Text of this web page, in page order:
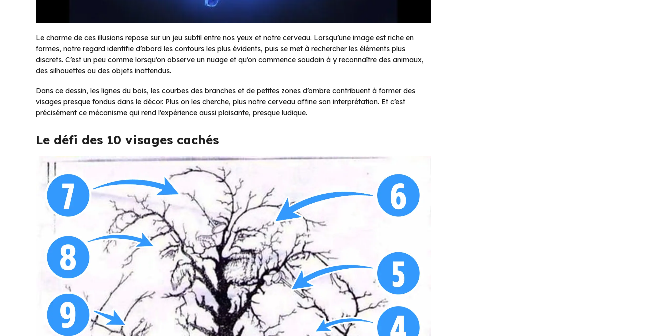
Le charme de ces illusions repose sur un jeu subtil entre nos yeux et notre cerveau. Lorsqu’une image est riche en
formes, notre regard identifie d’abord les contours les plus évidents, puis se met à rechercher les éléments plus
discrets. C’est un peu comme lorsqu’on observe un nuage et qu’on commence soudain à y reconnaître des animaux,
des silhouettes ou des objets inattendus.
Dans ce dessin, les lignes du bois, les courbes des branches et de petites zones d’ombre contribuent à former des
visages presque fondus dans le décor. Plus on les cherche, plus notre cerveau affine son interprétation. Et c’est
précisément ce mécanisme qui rend l’expérience aussi plaisante, presque ludique.
Le défi des 10 visages cachés